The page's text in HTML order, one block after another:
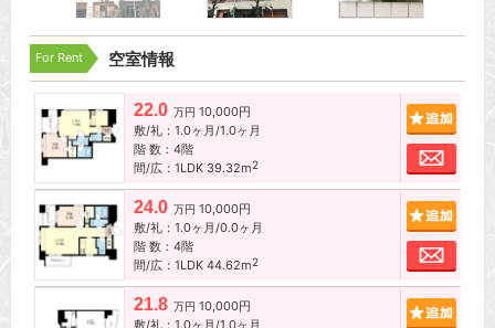
For Rent 空室情報
22.0 万円 10,000円
敷/礼：1.0ヶ月/1.0ヶ月
階 数：4階
間/広：1LDK 39.32m2
お問
24.0 万円 10,000円
敷/礼：1.0ヶ月/0.0ヶ月
階 数：4階
間/広：1LDK 44.62m2
お問
21.8 万円 10,000円
敷/礼：1.0ヶ月/1.0ヶ月